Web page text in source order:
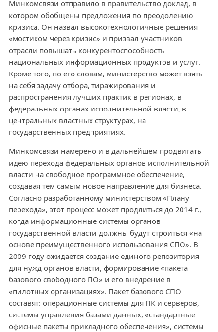
Минкомсвязи отправило в правительство доклад, в
котором обобщены предложения по преодолению
кризиса. Он назвал высокотехнологичные решения
«мостиком через кризис» и призвал участников
отрасли повышать конкурентоспособность
национальных информационных продуктов и услуг.
Кроме того, по его словам, министерство может взять
на себя задачу отбора, тиражирования и
распространения лучших практик в регионах, в
федеральных органах исполнительной власти, в
центральных властных структурах, на
государственных предприятиях.
Минкомсвязи намерено и в дальнейшем продвигать
идею перехода федеральных органов исполнительной
власти на свободное программное обеспечение,
создавая тем самым новое направление для бизнеса.
Согласно разработанному министерством «Плану
перехода», этот процесс может продлиться до 2014 г.,
когда информационные системы органов
государственной власти должны будут строиться «на
основе преимущественного использования СПО». В
2009 году ожидается создание единого репозитория
для нужд органов власти, формирование «пакета
базового свободного ПО» и его внедрение в
«пилотных организациях». Пакет базового СПО
составят: операционные системы для ПК и серверов,
системы управления базами данных, «стандартные
офисные пакеты прикладного обеспечения», системы